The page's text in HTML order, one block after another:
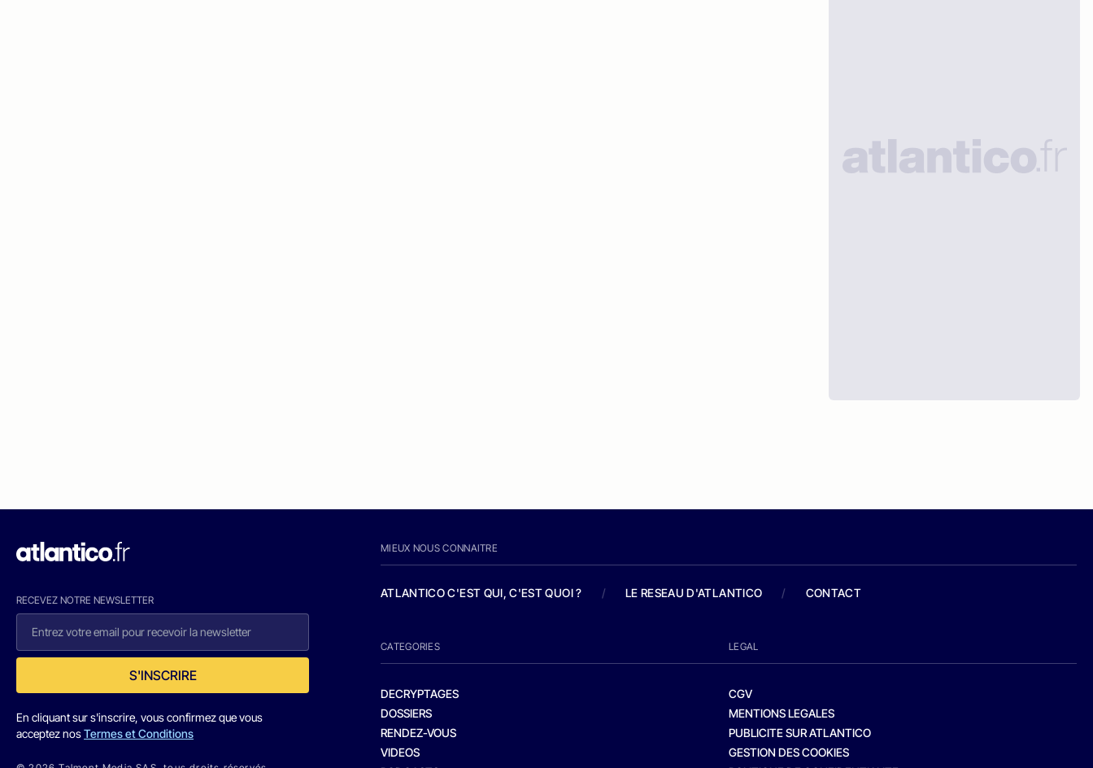
RECEVEZ NOTRE NEWSLETTER
S'INSCRIRE
En cliquant sur s'inscrire, vous confirmez que vous
acceptez nosTermes et Conditions
MIEUX NOUS CONNAITRE
ATLANTICO C'EST QUI, C'EST QUOI ? / LE RESEAU D'ATLANTICO / CONTACT
CATEGORIES
DECRYPTAGES
DOSSIERS
RENDEZ-VOUS
VIDEOS
LEGAL
CGV
MENTIONS LEGALES
PUBLICITE SUR ATLANTICO
GESTION DES COOKIES